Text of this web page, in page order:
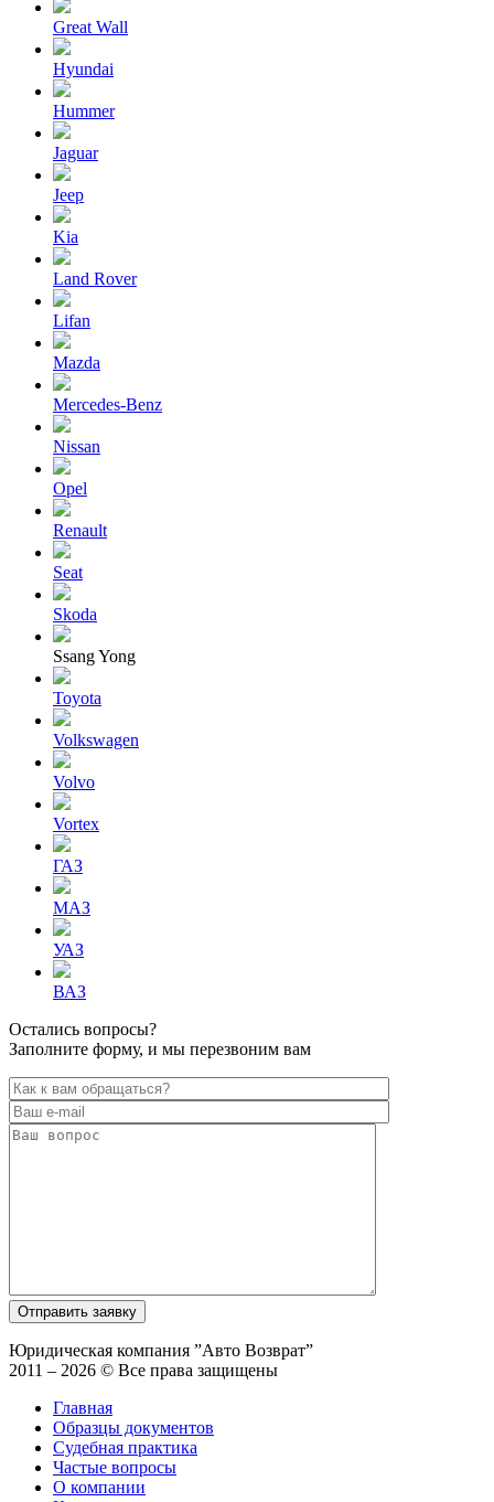
Great Wall
Hyundai
Hummer
Jaguar
Jeep
Kia
Land Rover
Lifan
Mazda
Mercedes-Benz
Nissan
Opel
Renault
Seat
Skoda
Ssang Yong
Toyota
Volkswagen
Volvo
Vortex
ГАЗ
МАЗ
УАЗ
ВАЗ
Остались вопросы?
Заполните форму, и мы перезвоним вам
Юридическая компания ”Авто Возврат”
2011 – 2026 © Все права защищены
Главная
Образцы документов
Судебная практика
Частые вопросы
О компании